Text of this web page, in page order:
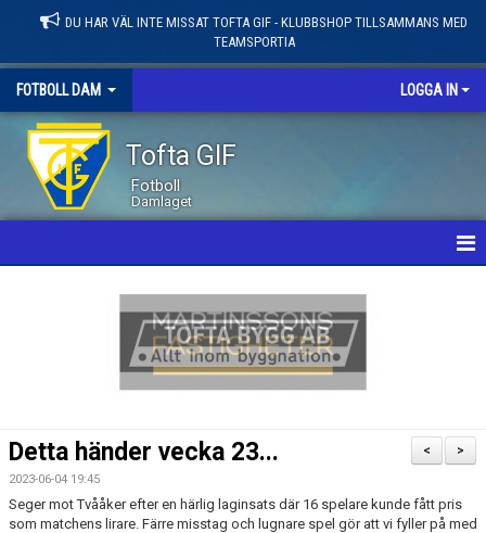
DU HAR VÄL INTE MISSAT TOFTA GIF - KLUBBSHOP TILLSAMMANS MED
TEAMSPORTIA
FOTBOLL DAM LOGGA IN
Tofta GIF
Fotboll
Damlaget
LEDARE / TRUPP
BILDGALLERI
>
<
Detta händer vecka 23...
2023-06-04 19:45
Seger mot Tvååker efter en härlig laginsats där 16 spelare kunde fått pris
som matchens lirare. Färre misstag och lugnare spel gör att vi fyller på med